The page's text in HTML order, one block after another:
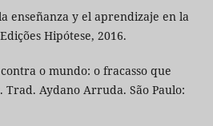
enseñanza y el aprendizaje en la
Hipótese, 2016.
o mundo: o fracasso que
Aydano Arruda. São Paulo: